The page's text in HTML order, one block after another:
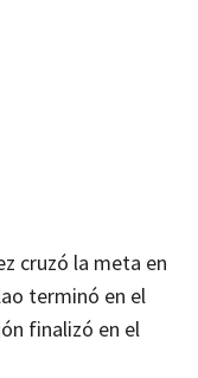
cruzó la meta en
terminó en el
finalizó en el